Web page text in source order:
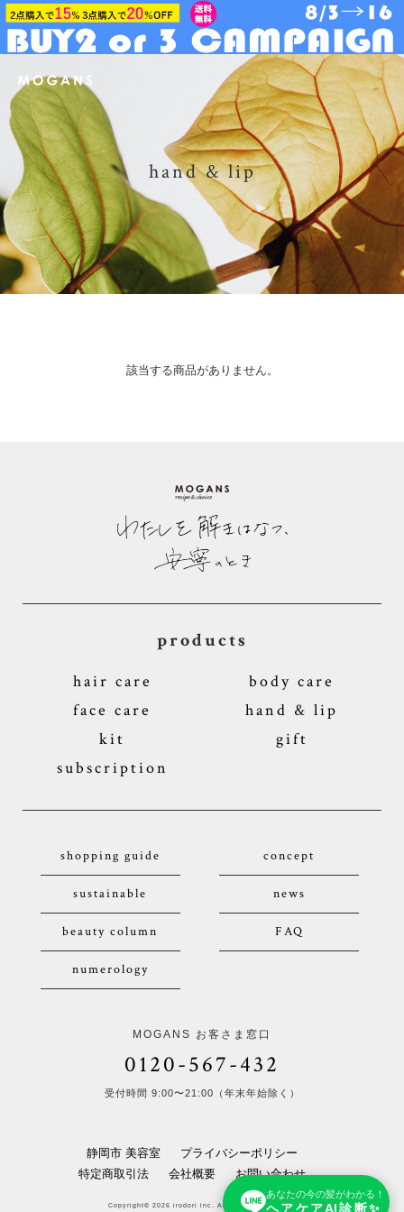
あなたの今の髪がわかる！
ヘアケアAI診断✨
hand & lip
該当する商品がありません。
products
hair care
body care
face care
hand & lip
kit
gift
subscription
shopping guide concept
sustainable news
beauty column FAQ
numerology
MOGANS お客さま窓口
0120-567-432
受付時間 9:00〜21:00（年末年始除く）
静岡市 美容室
プライバシーポリシー
特定商取引法
会社概要 お問い合わせ
Copyright© 2026 irodori inc. All Rights Reserved.